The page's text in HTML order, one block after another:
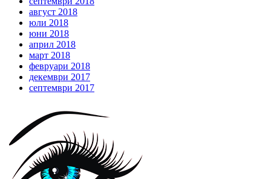
август 2018
юли 2018
юни 2018
април 2018
март 2018
февруари 2018
декември 2017
септември 2017